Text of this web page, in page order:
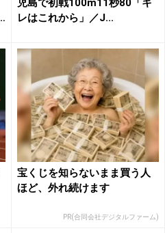
児島で初戦100m11秒80「キ
レはこれから」／J...
宝くじを知らないまま買う人
ほど、外れ続けます
PR(合同会社デジタルファーム)